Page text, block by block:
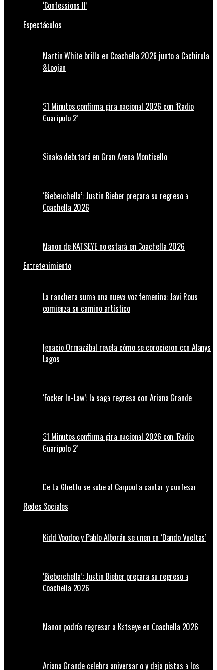
‘Confessions II’
Espectáculos
Martin White brilla en Coachella 2026 junto a Cachirula
&Loojan
31 Minutos confirma gira nacional 2026 con ‘Radio
Guaripolo 2’
Sinaka debutará en Gran Arena Monticello
‘Bieberchella’: Justin Bieber prepara su regreso a
Coachella 2026
Manon de KATSEYE no estará en Coachella 2026
Entretenimiento
La ranchera suma una nueva voz femenina: Javi Rous
comienza su camino artístico
Ignacio Ormazábal revela cómo se conocieron con Alanys
Lagos
‘Focker In-Law’: la saga regresa con Ariana Grande
31 Minutos confirma gira nacional 2026 con ‘Radio
Guaripolo 2’
De La Ghetto se sube al Carpool a cantar y confesar
Redes Sociales
Kidd Voodoo y Pablo Alborán se unen en ‘Dando Vueltas’
‘Bieberchella’: Justin Bieber prepara su regreso a
Coachella 2026
Manon podría regresar a Katseye en Coachella 2026
Ariana Grande celebra aniversario y deja pistas a los